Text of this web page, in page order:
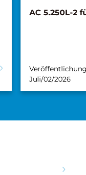
AC 5.250L-2
Juli/02/2026